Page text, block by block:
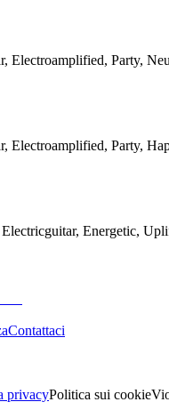
Electroamplified, Party,
Electroamplified, Party,
Energetic,
Contattaci
privacyPolitica sui cookie